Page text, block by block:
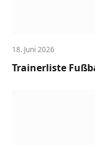
18. Juni 2026
Trainerliste